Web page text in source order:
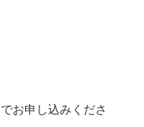
でお申し込みくださ